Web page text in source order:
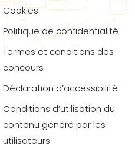
Cookies
Politique de confidentialité
Termes et conditions des
concours
Déclaration d’accessibilité
Conditions d’utilisation du
contenu généré par les
utilisateurs